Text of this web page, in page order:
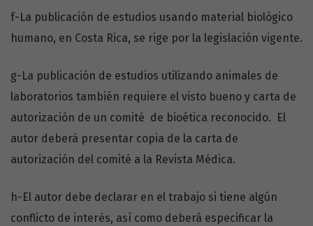
f-La publicación de estudios usando material biológico
humano, en Costa Rica, se rige por la legislación vigente.
g-La publicación de estudios utilizando animales de
laboratorios también requiere el visto bueno y carta de
autorización de un comité de bioética reconocido. El
autor deberá presentar copia de la carta de
autorización del comité a la Revista Médica.
h-El autor debe declarar en el trabajo si tiene algún
conflicto de interés, así como deberá especificar la